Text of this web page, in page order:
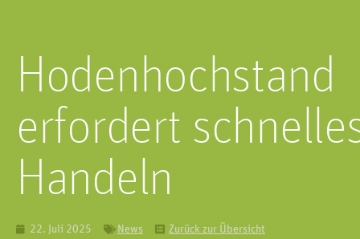
Hier wird Urin gesammelt und
gespeichert.
Nieren reinigen
Blut hunderte
Hodenhochstand
erfordert
Handeln
22. Juli 2025 News Zurück zur Übersicht